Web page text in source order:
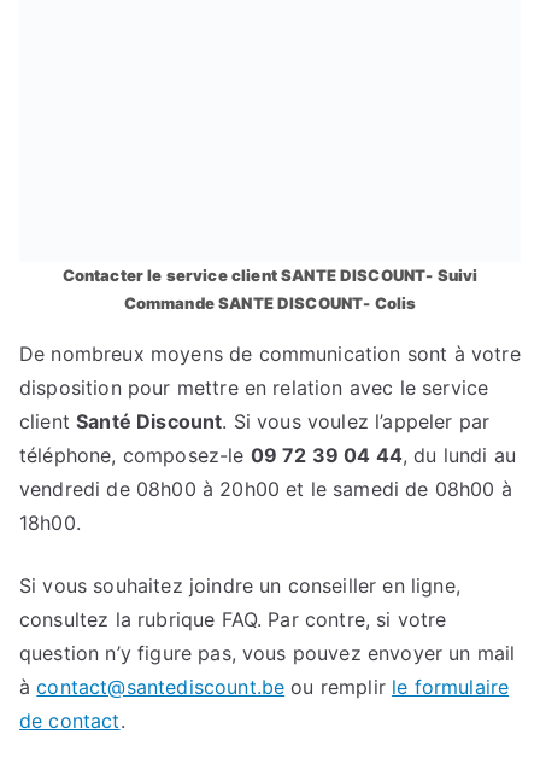
Contacter le service client SANTE DISCOUNT- Suivi
Commande SANTE DISCOUNT- Colis
De nombreux moyens de communication sont à votre
disposition pour mettre en relation avec le service
clientSanté Discount. Si vous voulez l’appeler par
téléphone, composez-le 09 72 39 04 44, du lundi au
vendredi de 08h00 à 20h00 et le samedi de 08h00 à
18h00.
Si vous souhaitez joindre un conseiller en ligne,
consultez la rubrique FAQ. Par contre, si votre
question n’y figure pas, vous pouvez envoyer un mail
àcontact@santediscount.be ou remplir le formulaire
de contact.